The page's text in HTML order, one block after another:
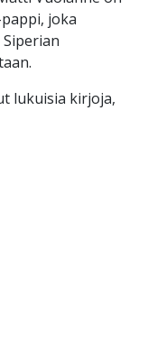
joka
lukuisia kirjoja,